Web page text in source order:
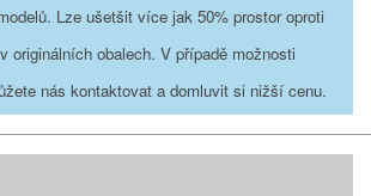
Lze ušetšit více jak 50% prostor oproti
originálních obalech. V případě možnosti
nás kontaktovat a domluvit si nižší cenu.